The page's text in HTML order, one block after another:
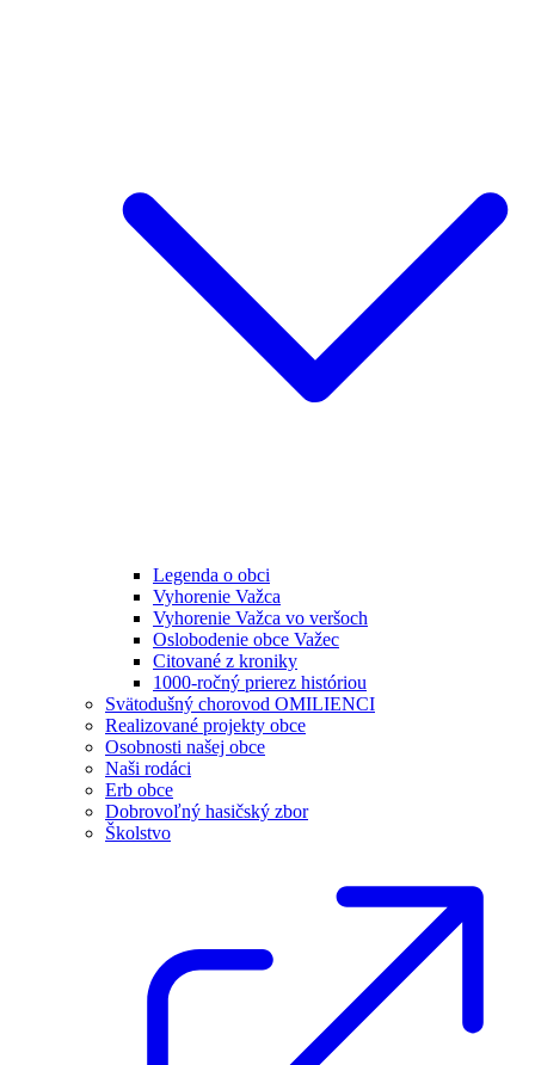
Legenda o obci
Vyhorenie Važca
Vyhorenie Važca vo veršoch
Oslobodenie obce Važec
Citované z kroniky
1000-ročný prierez históriou
Svätodušný chorovod OMILIENCI
Realizované projekty obce
Osobnosti našej obce
Naši rodáci
Erb obce
Dobrovoľný hasičský zbor
Školstvo